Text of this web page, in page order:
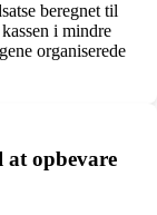
beregnet til
i mindre
organiserede
at opbevare